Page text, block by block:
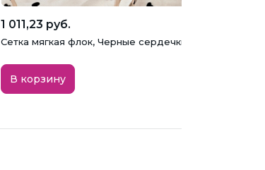
1 011,23 руб.
Сетка мягкая флок, Черные сердечки на бежевом
В корзину